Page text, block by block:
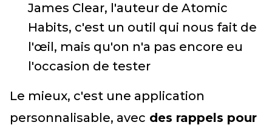
James Clear, l'auteur de Atomic
Habits, c'est un outil qui nous fait de
l'œil, mais qu'on n'a pas encore eu
l'occasion de tester
Le mieux, c'est une application
personnalisable, avec des rappels pour